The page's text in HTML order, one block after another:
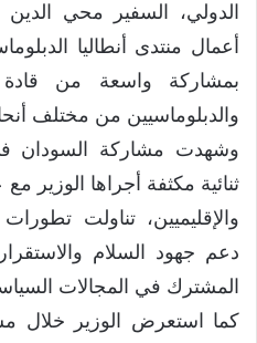
الدولي، السفير محي
أعمال منتدى أنطاليا
بمشاركة واسعة من قادة
والدبلوماسيين من مختلف
وشهدت مشاركة السودان
ثنائية مكثفة أجراها الوزير
والإقليميين، تناولت
دعم جهود السلام
المشترك في المجالات
كما استعرض الوزير خلال